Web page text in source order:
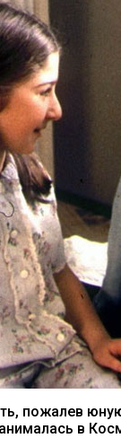
пожалев
в